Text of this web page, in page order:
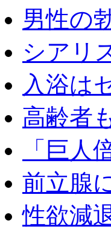
男性の
シアリ
入浴は
高齢者
「巨人
前立腺
性欲減